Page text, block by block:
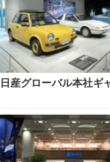
日産グローバル本社ギ